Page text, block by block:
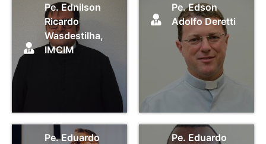
Pe. Ednilson
Ricardo
Wasdestilha,
IMCIM
Pe. Edson
Adolfo Deretti
Pe. Eduardo
Pe. Eduardo